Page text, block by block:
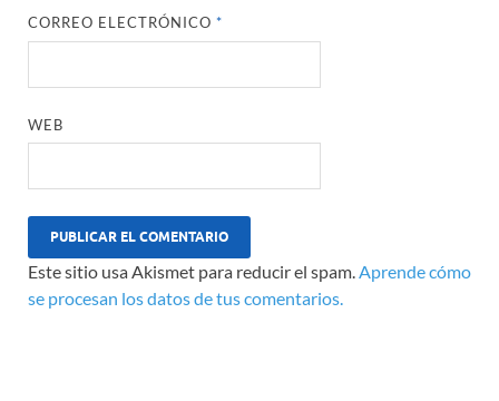
CORREO ELECTRÓNICO*
WEB
Este sitio usa Akismet para reducir el spam.Aprende cómo
se procesan los datos de tus comentarios.